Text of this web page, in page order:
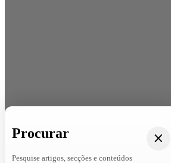
Procurar
Pesquise artigos, secções e conteúdos